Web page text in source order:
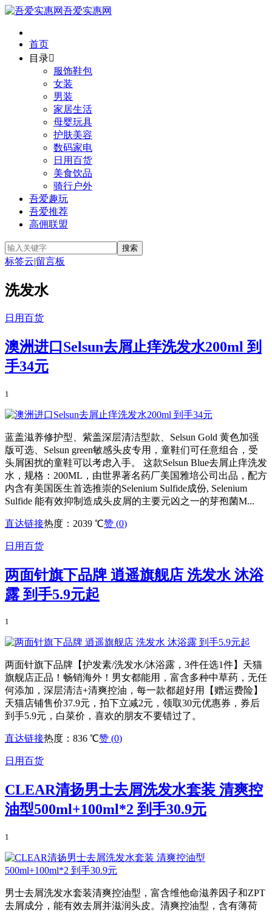
吾爱实惠网
首页
目录
服饰鞋包
女装
男装
家居生活
母婴玩具
护肤美容
数码家电
日用百货
美食饮品
骑行户外
吾爱趣玩
吾爱推荐
高佣联盟
标签云|留言板
洗发水
日用百货
澳洲进口Selsun去屑止痒洗发水200ml 到
手34元
1
蓝盖滋养修护型、紫盖深层清洁型款、Selsun Gold 黄色加强
版可选、Selsun green敏感头皮专用，童鞋们可任意组合，受
头屑困扰的童鞋可以考虑入手。 这款Selsun Blue去屑止痒洗发
水，规格：200ML，由世界著名药厂美国雅培公司出品，配方
内含有美国医生首选推崇的Selenium Sulfide成份, Selenium
Sulfide 能有效抑制造成头皮屑的主要元凶之一的芽孢菌M...
直达链接热度：2039 ℃赞 (0)
日用百货
两面针旗下品牌 逍遥旗舰店 洗发水 沐浴
露 到手5.9元起
1
两面针旗下品牌【护发素/洗发水/沐浴露，3件任选1件】天猫
旗舰店正品！畅销海外！男女都能用，富含多种中草药，无任
何添加，深层清洁+清爽控油，每一款都超好用【赠运费险】
天猫店铺售价37.9元，拍下立减2元，领取30元优惠券，券后
到手5.9元，白菜价，喜欢的朋友不要错过了。
直达链接热度：836 ℃赞 (0)
日用百货
CLEAR清扬男士去屑洗发水套装 清爽控
油型500ml+100ml*2 到手30.9元
1
男士去屑洗发水套装清爽控油型，富含维他命滋养因子和ZPT
去屑成分，能有效去屑并滋润头皮。清爽控油型，含有薄荷